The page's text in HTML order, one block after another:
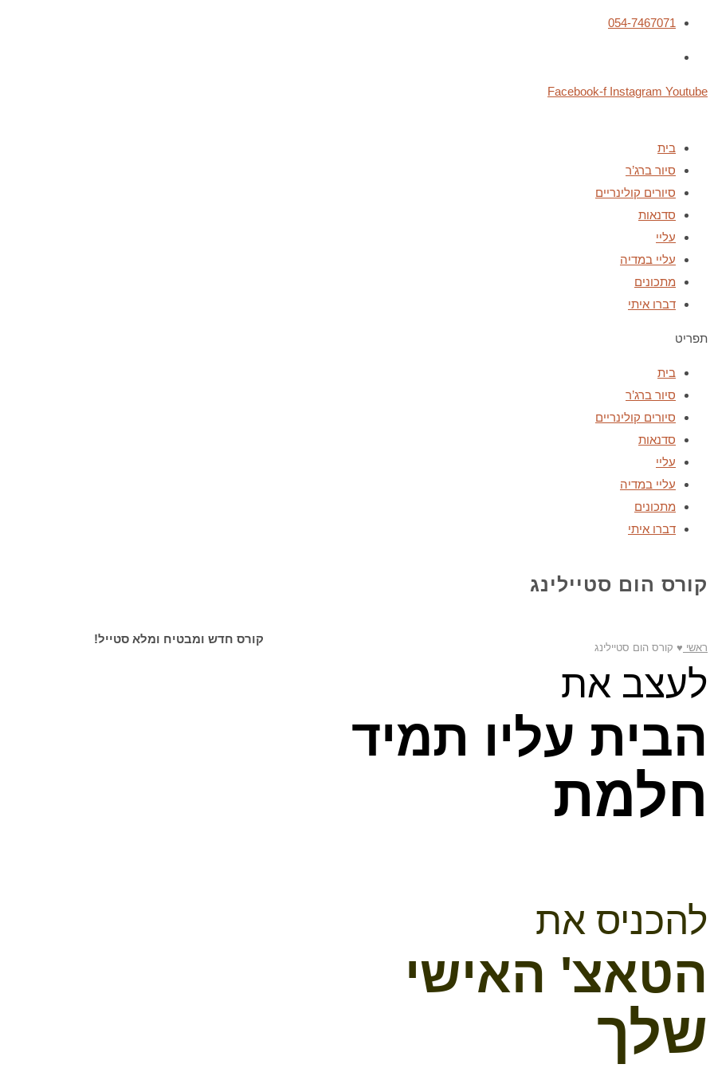
054-7467071
Facebook-f Instagram Youtube
בית
סיור ברג’ר
סיורים קולינריים
סדנאות
עליי
עליי במדיה
מתכונים
דברו איתי
תפריט
בית
סיור ברג’ר
סיורים קולינריים
סדנאות
עליי
עליי במדיה
מתכונים
דברו איתי
קורס הום סטיילינג
ראשי ♥ קורס הום סטיילינג
קורס חדש ומבטיח ומלא סטייל!
לעצב את
הבית עליו תמיד
חלמת
להכניס את
הטאצ' האישי
שלך